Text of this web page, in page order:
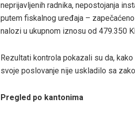
neprijavljenih radnika, nepostojanja
putem fiskalnog uređaja –
nalozi u ukupnom iznosu od 479.350
Rezultati kontrola pokazali su da,
svoje poslovanje nije uskladilo sa
Pregled po kantonima